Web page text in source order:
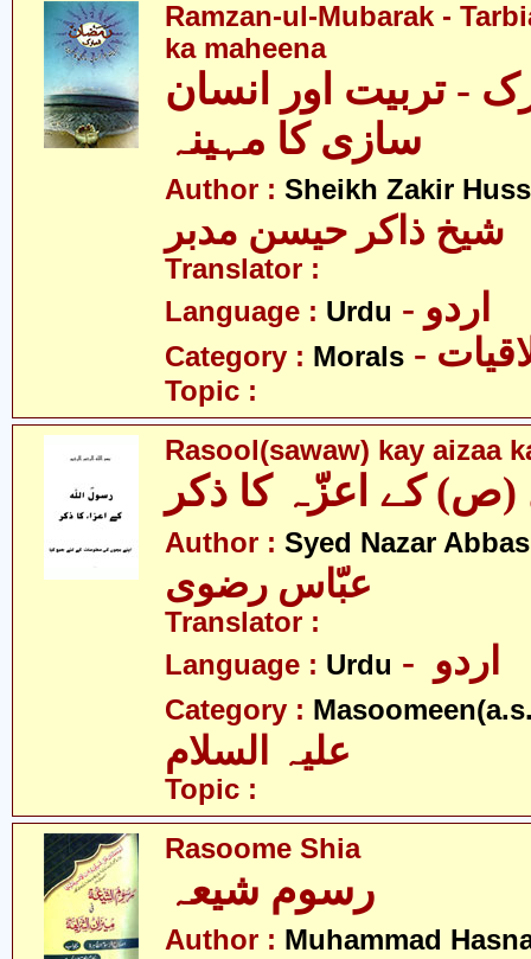
Ramzan-ul-Mubarak -
ka maheena
- تربیت اور انسان
سازی کا مہینہ
Author : Sheikh Zakir
شیخ ذاکر حیسن مدبر
Translator :
Language : Urdu - اردو
Category : Morals
Topic :
Rasool(sawaw) kay aizaa
Author : Syed Nazar
عبّاس رضوی
Translator :
Language : Urdu
Category :
Topic :
Rasoome Shia
Author : Muhammad